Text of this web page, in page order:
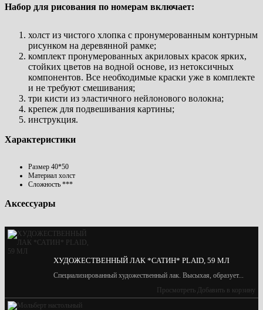
Набор для рисования по номерам включает:
холст из чистого хлопка с пронумерованным контурным
рисунком на деревянной рамке;
комплект пронумерованных акриловых красок ярких,
стойких цветов на водной основе, из нетоксичных
компонентов. Все необходимые краски уже в комплекте
и не требуют смешивания;
три кисти из эластичного нейлонового волокна;
крепеж для подвешивания картины;
инструкция.
Характеристики
Размер 40*50
Материал холст
Сложность ***
Аксессуары
ХУДОЖЕСТВЕННЫЙ ЛАК *САТИН* PLAID, 59 МЛ
Специализированный художественный лак. Высыхая, образует...
Просмотреть Добавить в корзину